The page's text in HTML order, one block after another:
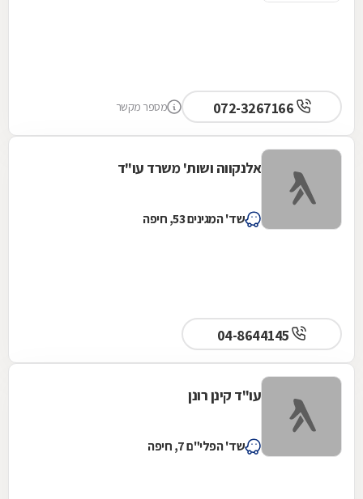
מספר מקשר
אלנקווה ושות' משרד עו"ד
שד' המגינים 53, חיפה
04-8644145
עו"ד קינן רונן
שד' הפלי"ם 7, חיפה